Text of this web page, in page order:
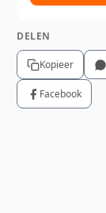
DELEN
Kopieer
Facebook